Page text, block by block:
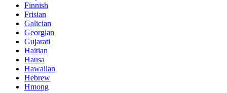
Finnish
Frisian
Galician
Georgian
Gujarati
Haitian
Hausa
Hawaiian
Hebrew
Hmong